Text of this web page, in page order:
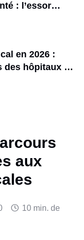
aux
10 min. de
: l’essor
en 2026 :
des hôpitaux et